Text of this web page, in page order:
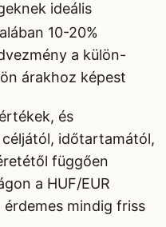
ideális
10-20%
a külön-
árakhoz képest
és
időtartamától,
függően
a HUF/EUR
mindig friss